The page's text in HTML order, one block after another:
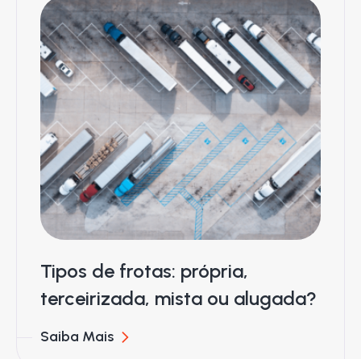
Tipos de frotas: própria,
terceirizada, mista ou alugada?
Saiba Mais